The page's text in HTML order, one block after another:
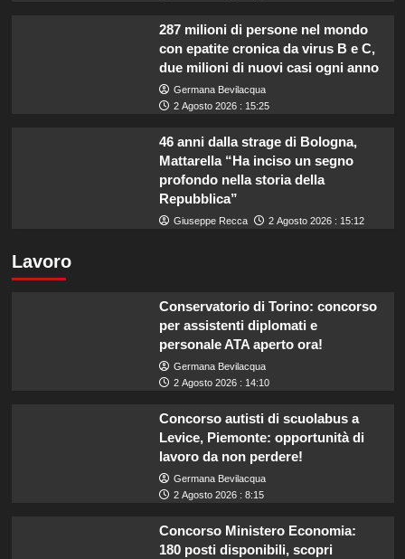
287 milioni di persone nel mondo
con epatite cronica da virus B e C,
due milioni di nuovi casi ogni anno
Germana Bevilacqua
2 Agosto 2026 : 15:25
46 anni dalla strage di Bologna,
Mattarella “Ha inciso un segno
profondo nella storia della
Repubblica”
Giuseppe Recca 2 Agosto 2026 : 15:12
Lavoro
Conservatorio di Torino: concorso
per assistenti diplomati e
personale ATA aperto ora!
Germana Bevilacqua
2 Agosto 2026 : 14:10
Concorso autisti di scuolabus a
Levice, Piemonte: opportunità di
lavoro da non perdere!
Germana Bevilacqua
2 Agosto 2026 : 8:15
Concorso Ministero Economia:
180 posti disponibili, scopri